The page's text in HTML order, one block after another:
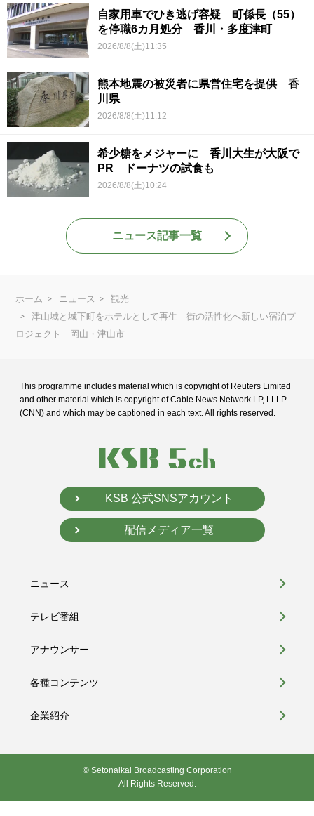
自家用車でひき逃げ容疑 町係長（55）
を停職6カ月処分 香川・多度津町
2026/8/8(土)11:35
熊本地震の被災者に県営住宅を提供 香
川県
2026/8/8(土)11:12
希少糖をメジャーに 香川大生が大阪で
PR ドーナツの試食も
2026/8/8(土)10:24
ニュース記事一覧
ホーム ニュース
観光
津山城と城下町をホテルとして再生 街の活性化へ新しい宿泊プ
ロジェクト 岡山・津山市
This programme includes material which is copyright of Reuters Limited
and other material which is copyright of Cable News Network LP, LLLP
(CNN) and which may be captioned in each text. All rights reserved.
KSB 公式SNSアカウント
配信メディア一覧
ニュース
テレビ番組
アナウンサー
各種コンテンツ
企業紹介
© Setonaikai Broadcasting Corporation
All Rights Reserved.